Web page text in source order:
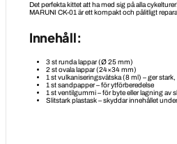
Det perfekta kittet att ha med sig på alla cykelturer!
MARUNI CK-01 är ett kompakt och pålitligt
Innehåll:
3 st runda lappar (Ø 25 mm)
2 st ovala lappar (24×34 mm)
1 st vulkaniseringsvätska (8 ml) – ger
1 st sandpapper – för ytförberedelse
1 st ventilgummi – för byte eller lagning av
Slitstark plastask – skyddar innehållet